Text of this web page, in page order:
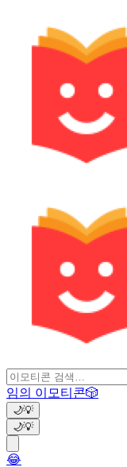
임의 이모티콘🎲
🌙💡
🌙💡
😂